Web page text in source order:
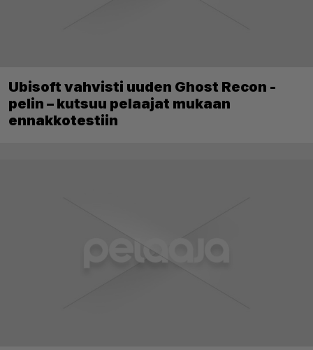
Ubisoft vahvisti uuden Ghost Recon -
pelin – kutsuu pelaajat mukaan
ennakkotestiin